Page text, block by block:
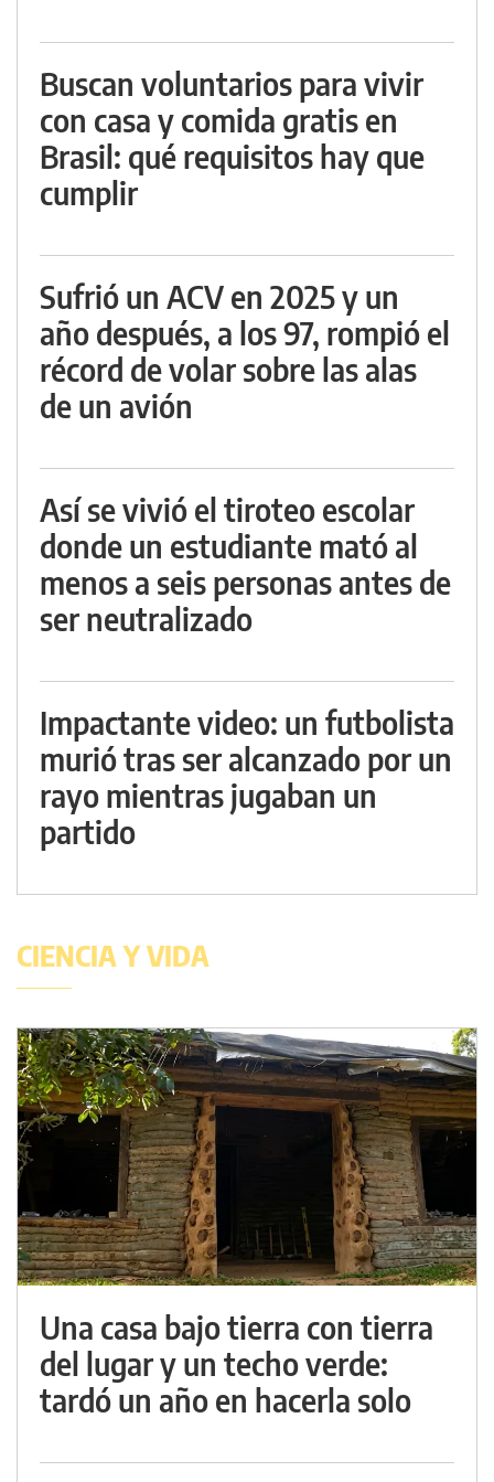
Buscan voluntarios para vivir
con casa y comida gratis en
Brasil: qué requisitos hay que
cumplir
Sufrió un ACV en 2025 y un
año después, a los 97, rompió el
récord de volar sobre las alas
de un avión
Así se vivió el tiroteo escolar
donde un estudiante mató al
menos a seis personas antes de
ser neutralizado
Impactante video: un futbolista
murió tras ser alcanzado por un
rayo mientras jugaban un
partido
CIENCIA Y VIDA
Una casa bajo tierra con tierra
del lugar y un techo verde:
tardó un año en hacerla solo